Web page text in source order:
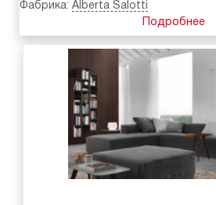
Фабрика: Alberta Salotti
Подробнее